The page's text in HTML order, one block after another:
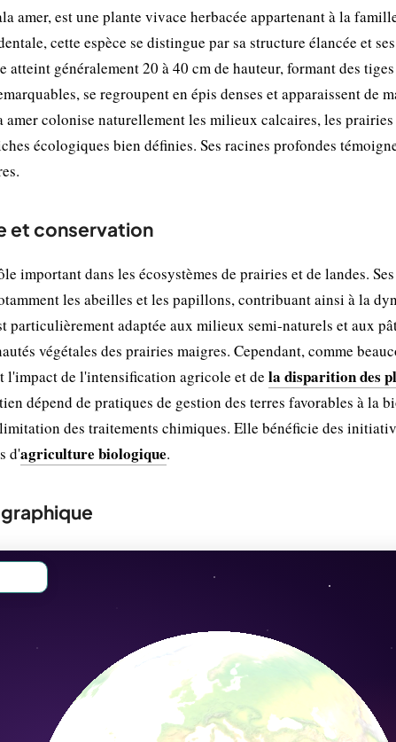
amer, est une plante vivace herbacée appartenant à la
cette espèce se distingue par sa structure élancée et
atteint généralement 20 à 40 cm de hauteur, formant des
se regroupent en épis denses et apparaissent de
colonise naturellement les milieux calcaires, les prairies
écologiques bien définies. Ses racines profondes
et conservation
important dans les écosystèmes de prairies et de landes.
les abeilles et les papillons, contribuant ainsi à la
particulièrement adaptée aux milieux semi-naturels et aux
végétales des prairies maigres. Cependant, comme
l'impact de l'intensification agricole et de la disparition des
dépend de pratiques de gestion des terres favorables à la
des traitements chimiques. Elle bénéficie des
d'agriculture biologique.